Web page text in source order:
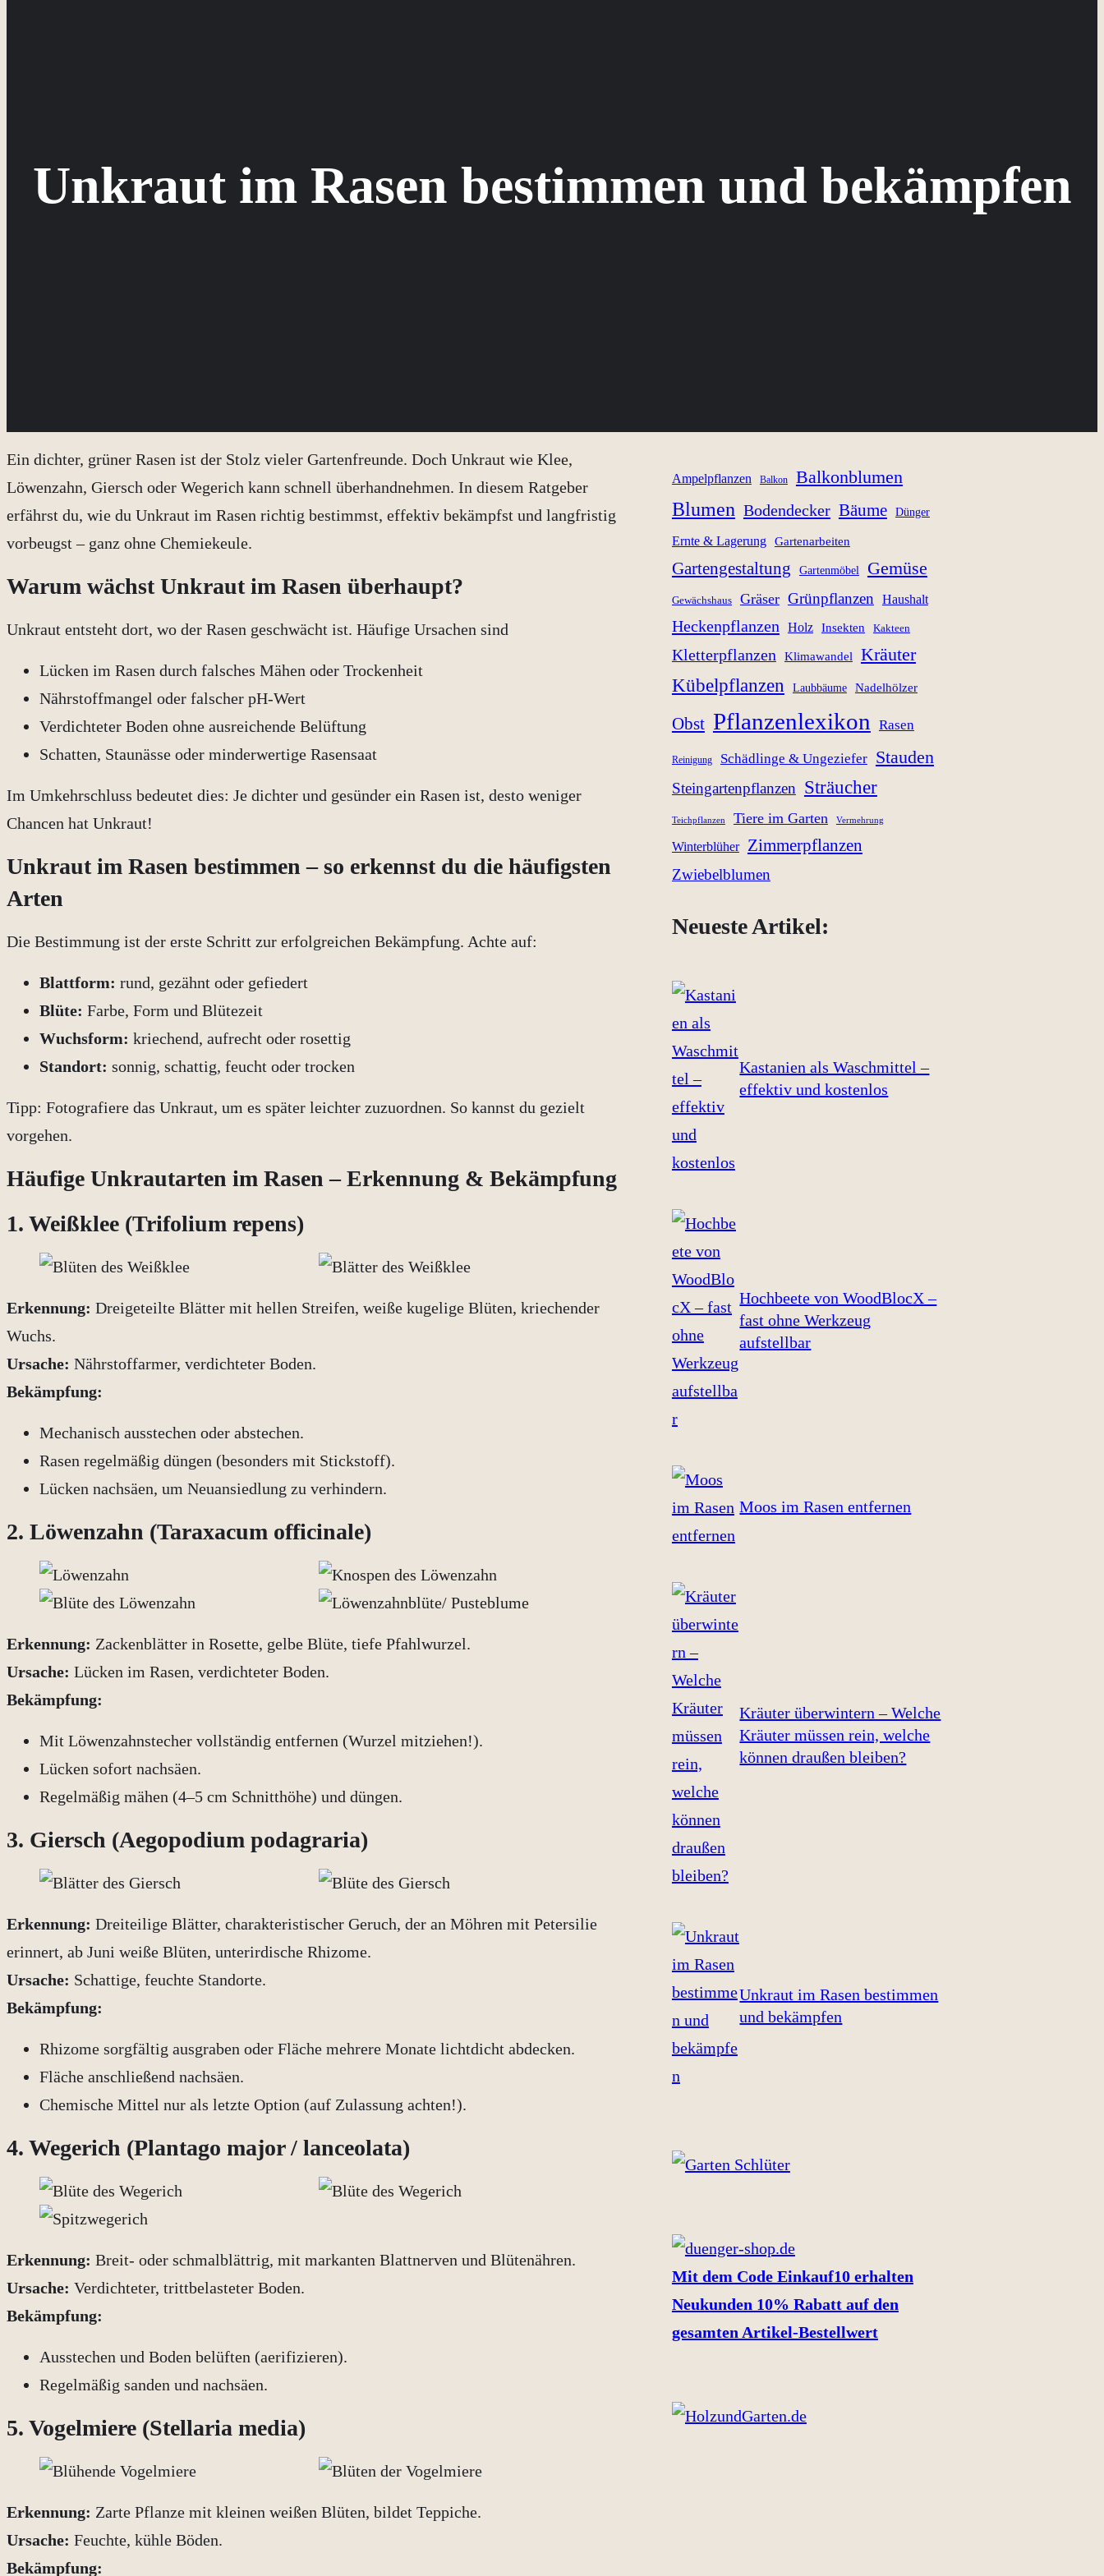
Unkraut im Rasen bestimmen und bekämpfen
Ein dichter, grüner Rasen ist der Stolz vieler Gartenfreunde. Doch Unkraut wie Klee,
Löwenzahn, Giersch oder Wegerich kann schnell überhandnehmen. In diesem Ratgeber
erfährst du, wie du Unkraut im Rasen richtig bestimmst, effektiv bekämpfst und langfristig
vorbeugst – ganz ohne Chemiekeule.
Warum wächst Unkraut im Rasen überhaupt?
Unkraut entsteht dort, wo der Rasen geschwächt ist. Häufige Ursachen sind
Lücken im Rasen durch falsches Mähen oder Trockenheit
Nährstoffmangel oder falscher pH-Wert
Verdichteter Boden ohne ausreichende Belüftung
Schatten, Staunässe oder minderwertige Rasensaat
Im Umkehrschluss bedeutet dies: Je dichter und gesünder ein Rasen ist, desto weniger
Chancen hat Unkraut!
Unkraut im Rasen bestimmen – so erkennst du die häufigsten
Arten
Die Bestimmung ist der erste Schritt zur erfolgreichen Bekämpfung. Achte auf:
Blattform: rund, gezähnt oder gefiedert
Blüte: Farbe, Form und Blütezeit
Wuchsform: kriechend, aufrecht oder rosettig
Standort: sonnig, schattig, feucht oder trocken
Tipp: Fotografiere das Unkraut, um es später leichter zuzuordnen. So kannst du gezielt
vorgehen.
Häufige Unkrautarten im Rasen – Erkennung & Bekämpfung
1. Weißklee (Trifolium repens)
Erkennung: Dreigeteilte Blätter mit hellen Streifen, weiße kugelige Blüten, kriechender
Wuchs.
Ursache: Nährstoffarmer, verdichteter Boden.
Bekämpfung:
Mechanisch ausstechen oder abstechen.
Rasen regelmäßig düngen (besonders mit Stickstoff).
Lücken nachsäen, um Neuansiedlung zu verhindern.
2. Löwenzahn (Taraxacum officinale)
Erkennung: Zackenblätter in Rosette, gelbe Blüte, tiefe Pfahlwurzel.
Ursache: Lücken im Rasen, verdichteter Boden.
Bekämpfung:
Mit Löwenzahnstecher vollständig entfernen (Wurzel mitziehen!).
Lücken sofort nachsäen.
Regelmäßig mähen (4–5 cm Schnitthöhe) und düngen.
3. Giersch (Aegopodium podagraria)
Erkennung: Dreiteilige Blätter, charakteristischer Geruch, der an Möhren mit Petersilie
erinnert, ab Juni weiße Blüten, unterirdische Rhizome.
Ursache: Schattige, feuchte Standorte.
Bekämpfung:
Rhizome sorgfältig ausgraben oder Fläche mehrere Monate lichtdicht abdecken.
Fläche anschließend nachsäen.
Chemische Mittel nur als letzte Option (auf Zulassung achten!).
4. Wegerich (Plantago major / lanceolata)
Erkennung: Breit- oder schmalblättrig, mit markanten Blattnerven und Blütenähren.
Ursache: Verdichteter, trittbelasteter Boden.
Bekämpfung:
Ausstechen und Boden belüften (aerifizieren).
Regelmäßig sanden und nachsäen.
5. Vogelmiere (Stellaria media)
Erkennung: Zarte Pflanze mit kleinen weißen Blüten, bildet Teppiche.
Ursache: Feuchte, kühle Böden.
Bekämpfung:
Ampelpflanzen Balkon Balkonblumen
Blumen Bodendecker Bäume Dünger
Ernte & Lagerung Gartenarbeiten
Gartengestaltung Gartenmöbel Gemüse
Gewächshaus Gräser Grünpflanzen Haushalt
Heckenpflanzen Holz Insekten Kakteen
Kletterpflanzen Klimawandel Kräuter
Kübelpflanzen Laubbäume Nadelhölzer
Obst Pflanzenlexikon Rasen
Reinigung Schädlinge & Ungeziefer Stauden
Steingartenpflanzen Sträucher
Teichpflanzen Tiere im Garten Vermehrung
Winterblüher Zimmerpflanzen
Zwiebelblumen
Neueste Artikel:
Kastanien als Waschmittel –
effektiv und kostenlos
Hochbeete von WoodBlocX –
fast ohne Werkzeug
aufstellbar
Moos im Rasen entfernen
Kräuter überwintern – Welche
Kräuter müssen rein, welche
können draußen bleiben?
Unkraut im Rasen bestimmen
und bekämpfen
Mit dem Code Einkauf10 erhalten
Neukunden 10% Rabatt auf den
gesamten Artikel-Bestellwert